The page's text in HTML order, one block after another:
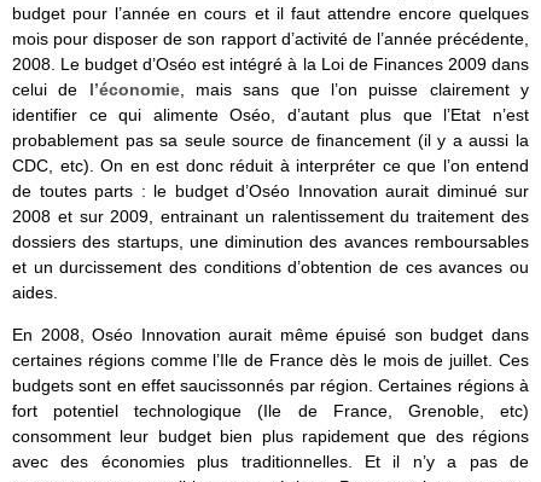
budget pour l’année en cours et il faut attendre encore quelques
mois pour disposer de son rapport d’activité de l’année précédente,
2008. Le budget d’Oséo est intégré à la Loi de Finances 2009 dans
celui de l’économie, mais sans que l’on puisse clairement y
identifier ce qui alimente Oséo, d’autant plus que l’Etat n’est
probablement pas sa seule source de financement (il y a aussi la
CDC, etc). On en est donc réduit à interpréter ce que l’on entend
de toutes parts : le budget d’Oséo Innovation aurait diminué sur
2008 et sur 2009, entrainant un ralentissement du traitement des
dossiers des startups, une diminution des avances remboursables
et un durcissement des conditions d’obtention de ces avances ou
aides.
En 2008, Oséo Innovation aurait même épuisé son budget dans
certaines régions comme l’Ile de France dès le mois de juillet. Ces
budgets sont en effet saucissonnés par région. Certaines régions à
fort potentiel technologique (Ile de France, Grenoble, etc)
consomment leur budget bien plus rapidement que des régions
avec des économies plus traditionnelles. Et il n’y a pas de